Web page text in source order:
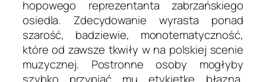
hopowego reprezentanta zabrzańskiego
osiedla. Zdecydowanie wyrasta ponad
szarość, badziewie, monotematyczność,
które od zawsze tkwiły w na polskiej scenie
muzycznej. Postronne osoby mogłyby